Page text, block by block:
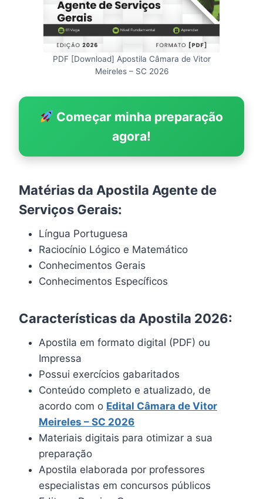
PDF [Download] Apostila Câmara de Vitor
Meireles – SC 2026
Começar minha preparação
agora!
Matérias da Apostila Agente de
Serviços Gerais:
Língua Portuguesa
Raciocínio Lógico e Matemático
Conhecimentos Gerais
Conhecimentos Específicos
Características da Apostila 2026:
Apostila em formato digital (PDF) ou
Impressa
Possui exercícios gabaritados
Conteúdo completo e atualizado, de
acordo com o Edital Câmara de Vitor
Meireles – SC 2026
Materiais digitais para otimizar a sua
preparação
Apostila elaborada por professores
especialistas em concursos públicos